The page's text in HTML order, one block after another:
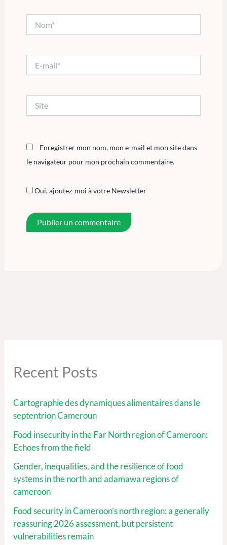
mail*
Enregistrer mon nom, mon e-mail et mon site dans
le navigateur pour mon prochain commentaire.
Oui, ajoutez-moi à votre Newsletter
Recent Posts
Cartographie des dynamiques alimentaires dans le
septentrion Cameroun
Food insecurity in the Far North region of Cameroon:
Echoes from the field
Gender, inequalities, and the resilience of food
systems in the north and adamawa regions of
cameroon
Food security in Cameroon’s north region: a generally
reassuring 2026 assessment, but persistent
vulnerabilities remain